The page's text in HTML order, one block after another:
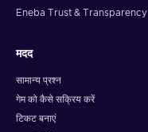
Eneba Trust & Transparency
मदद
सामान्य प्रश्न
गेम को कैसे सक्रिय करें
टिकट बनाएं